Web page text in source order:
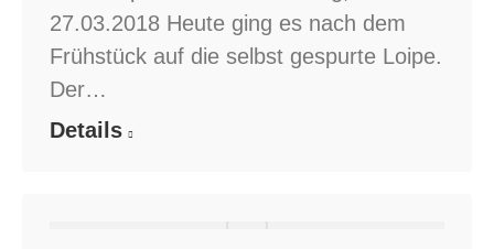
27.03.2018 Heute ging es nach dem
Frühstück auf die selbst gespurte Loipe.
Der…
Details